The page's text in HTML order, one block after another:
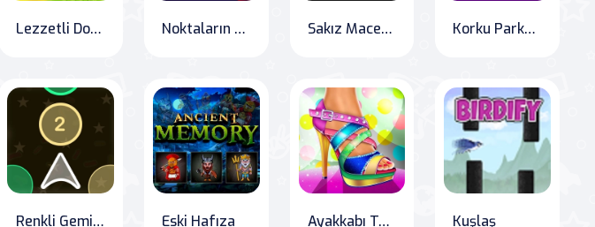
Lezzetli Dondurma Fabrikası Noktaların Çatışması Sakız Maceraları DX Korku Parkuru: Halloween Macerası
Renkli Gemici Atıcı Eski Hafıza Ayakkabı Tasarımcısı Kuşlaş